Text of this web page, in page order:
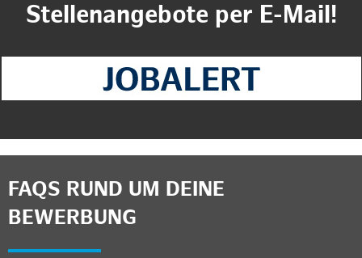
Stellenangebote per E-Mail!
FAQS RUND UM DEINE
BEWERBUNG